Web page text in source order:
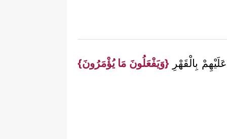
بِالْقَهْرِ {وَيَفْعَلُونَ مَا يُؤْمَرُونَ}